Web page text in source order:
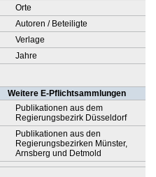
Orte
Autoren / Beteiligte
Verlage
Jahre
Weitere E-Pflichtsammlungen
Publikationen aus dem
Regierungsbezirk Düsseldorf
Publikationen aus den
Regierungsbezirken Münster,
Arnsberg und Detmold